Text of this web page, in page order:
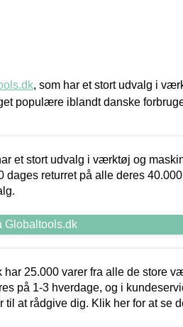
, som har et stort udvalg i
populære iblandt danske
et stort udvalg i værktøj og
dages returret på alle deres
Globaltools.dk
har 25.000 varer fra alle de store
på 1-3 hverdage, og i
til at rådgive dig. Klik her for at se